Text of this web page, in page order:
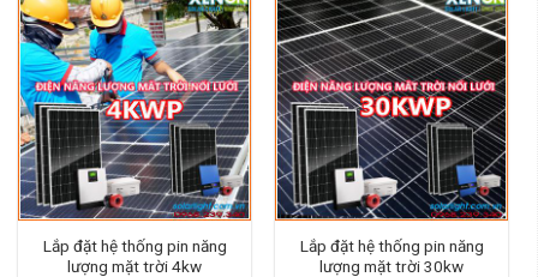
Lắp đặt hệ thống pin năng
lượng mặt trời 4kw
Lắp đặt hệ thống pin năng
lượng mặt trời 30kw